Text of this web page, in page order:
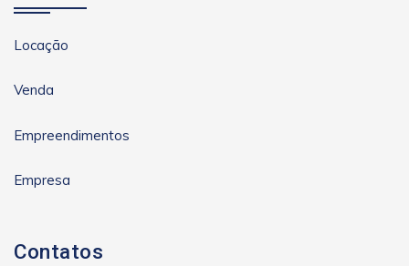
Locação
Venda
Empreendimentos
Empresa
Contatos